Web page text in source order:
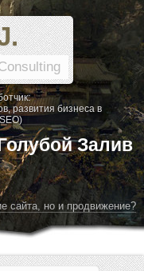
развития бизнеса в
Залив
сайта, но и продвижение?